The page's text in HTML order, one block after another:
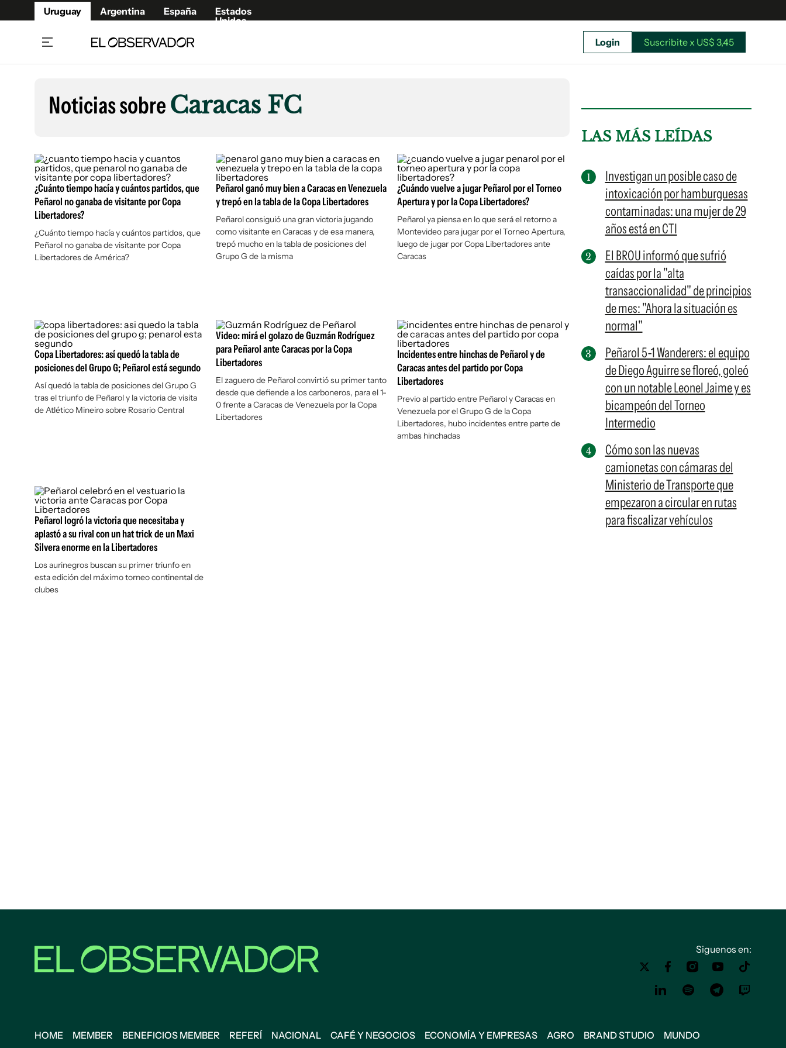
Uruguay Argentina España
Estados
Unidos
Beneficios Member
Café y Negocios
Economía y Empresas
Agro
Brand Studio
Mundo
Cultura y Espectáculos
Fúnebres
Publicaciones
Newsletters
Argentina
España
Estados Unidos
Suscribite x US$ 3,45
Login Suscribite x US$ 3,45
Noticias sobreCaracas FC
¿Cuánto tiempo hacía y cuántos partidos, que
Peñarol no ganaba de visitante por Copa
Libertadores?
¿Cuánto tiempo hacía y cuántos partidos, que
Peñarol no ganaba de visitante por Copa
Libertadores de América?
Peñarol ganó muy bien a Caracas en Venezuela
y trepó en la tabla de la Copa Libertadores
Peñarol consiguió una gran victoria jugando
como visitante en Caracas y de esa manera,
trepó mucho en la tabla de posiciones del
Grupo G de la misma
¿Cuándo vuelve a jugar Peñarol por el Torneo
Apertura y por la Copa Libertadores?
Peñarol ya piensa en lo que será el retorno a
Montevideo para jugar por el Torneo Apertura,
luego de jugar por Copa Libertadores ante
Caracas
Copa Libertadores: así quedó la tabla de
posiciones del Grupo G; Peñarol está segundo
Así quedó la tabla de posiciones del Grupo G
tras el triunfo de Peñarol y la victoria de visita
de Atlético Mineiro sobre Rosario Central
Video: mirá el golazo de Guzmán Rodríguez
para Peñarol ante Caracas por la Copa
Libertadores
El zaguero de Peñarol convirtió su primer tanto
desde que defiende a los carboneros, para el 1-
0 frente a Caracas de Venezuela por la Copa
Libertadores
Incidentes entre hinchas de Peñarol y de
Caracas antes del partido por Copa
Libertadores
Previo al partido entre Peñarol y Caracas en
Venezuela por el Grupo G de la Copa
Libertadores, hubo incidentes entre parte de
ambas hinchadas
Peñarol logró la victoria que necesitaba y
aplastó a su rival con un hat trick de un Maxi
Silvera enorme en la Libertadores
Los aurinegros buscan su primer triunfo en
esta edición del máximo torneo continental de
clubes
LAS MÁS LEÍDAS
Investigan un posible caso de
intoxicación por hamburguesas
contaminadas: una mujer de 29
años está en CTI
El BROU informó que sufrió
caídas por la "alta
transaccionalidad" de principios
de mes: "Ahora la situación es
normal"
Peñarol 5-1 Wanderers: el equipo
de Diego Aguirre se floreó, goleó
con un notable Leonel Jaime y es
bicampeón del Torneo
Intermedio
Cómo son las nuevas
camionetas con cámaras del
Ministerio de Transporte que
empezaron a circular en rutas
para fiscalizar vehículos
Siguenos en:
HOME MEMBER BENEFICIOS MEMBER REFERÍ NACIONAL CAFÉ Y NEGOCIOS ECONOMÍA Y EMPRESAS AGRO BRAND STUDIO MUNDO